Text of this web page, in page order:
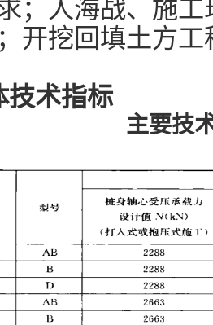
；人海战、施
开挖回填土方
技术指标
主要技